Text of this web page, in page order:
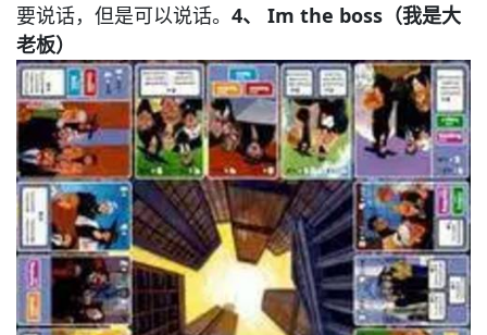
要说话，但是可以说话。 4、 Im the boss（我是大
老板）